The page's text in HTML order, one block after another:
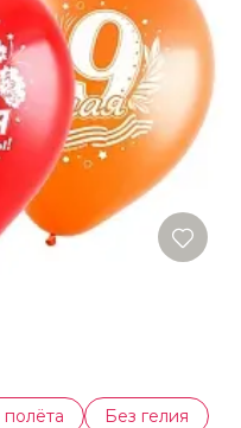
Без гелия